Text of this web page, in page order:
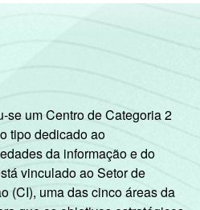
se um Centro de Categoria 2
tipo dedicado ao
da informação e do
vinculado ao Setor de
(CI), uma das cinco áreas da